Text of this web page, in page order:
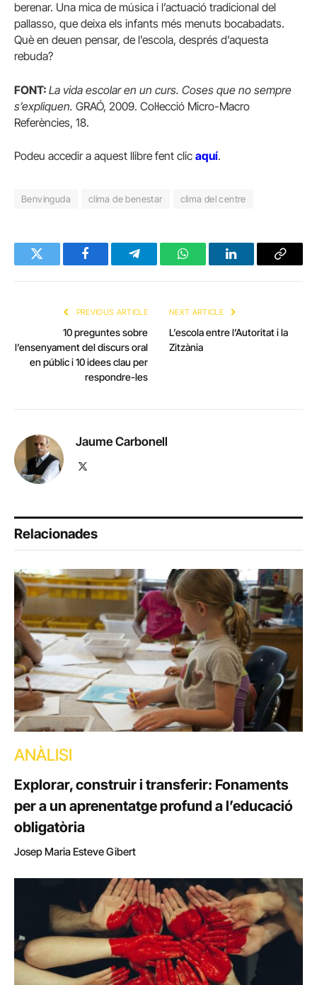
berenar. Una mica de música i l’actuació tradicional del
pallasso, que deixa els infants més menuts bocabadats.
Què en deuen pensar, de l’escola, després d’aquesta
rebuda?
FONT: La vida escolar en un curs. Coses que no sempre
s’expliquen. GRAÓ, 2009. Col·lecció Micro-Macro
Referències, 18.
Podeu accedir a aquest llibre fent clic aquí.
Benvinguda clima de benestar clima del centre
Twitter FacebookTelegramWhatsAppLinkedInCopy
PREVIOUS ARTICLE
10 preguntes sobre
l’ensenyament del discurs oral
en públic i 10 idees clau per
respondre-les
NEXT ARTICLE
L’escola entre l’Autoritat i la
Zitzània
Jaume Carbonell
Relacionades
ANÀLISI
Explorar, construir i transferir: Fonaments
per a un aprenentatge profund a l’educació
obligatòria
Josep Maria Esteve Gibert